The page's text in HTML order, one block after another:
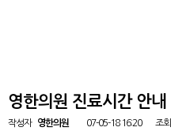
영한의원 진료시간 안내
작성자 영한의원 07-05-18 16:20 조회